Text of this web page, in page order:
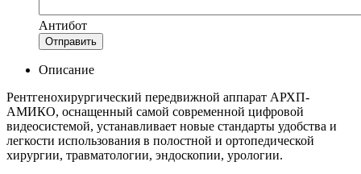
Антибот
Отправить
Описание
Рентгенохирургический передвижной аппарат АРХП-
АМИКО, оснащенный самой современной цифровой
видеосистемой, устанавливает новые стандарты удобства и
легкости использования в полостной и ортопедической
хирургии, травматологии, эндоскопии, урологии.